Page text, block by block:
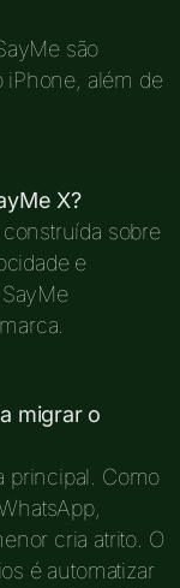
são
iPhone, além de
X?
sobre
e
migrar o
principal. Como
cria atrito. O
é automatizar